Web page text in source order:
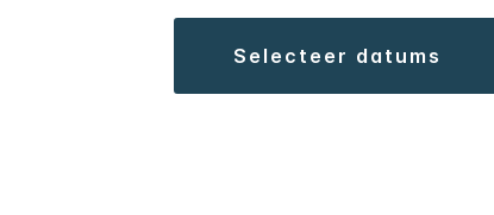
selecteer datums